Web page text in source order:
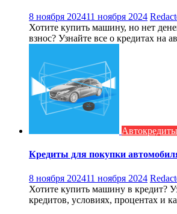
8 ноября 202411 ноября 2024
Хотите купить машину, но нет
взнос? Узнайте все о кредитах на
Автокредиты
Кредиты для покупки
8 ноября 202411 ноября 2024
Хотите купить машину в кредит?
кредитов, условиях, процентах и